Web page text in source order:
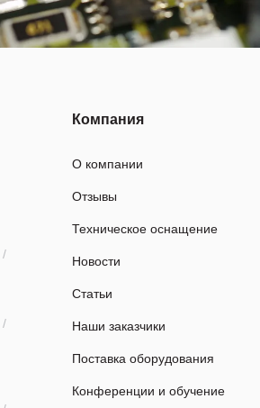
/
/
Компания
О компании
Отзывы
Техническое оснащение
Новости
Статьи
Наши заказчики
Поставка оборудования
Конференции и обучение